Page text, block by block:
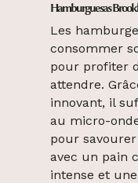
Hamburguesas
Les
consommer
pour profiter
attendre.
innovant, il
au micro-
pour
avec un pain
intense et